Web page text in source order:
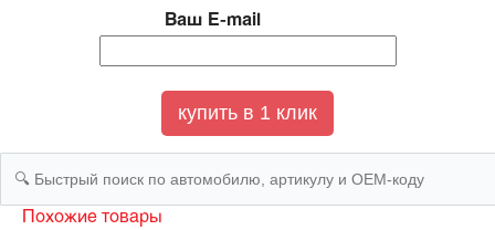
Ваш E-mail
Похожие товары